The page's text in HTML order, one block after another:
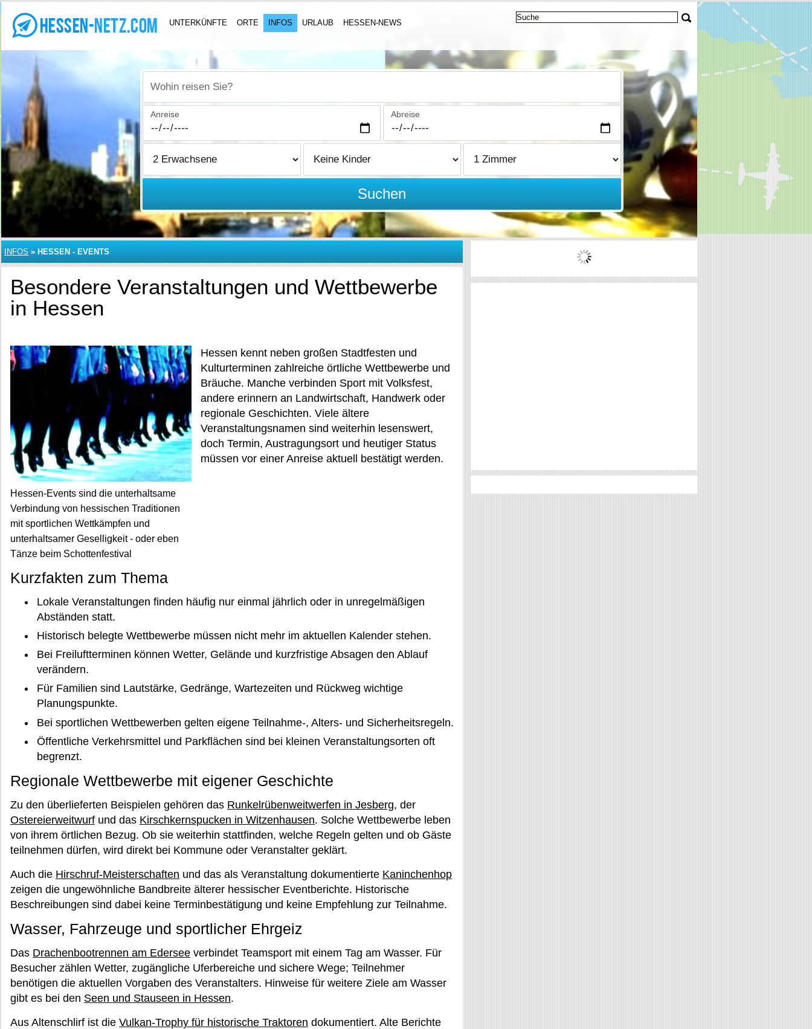
UNTERKÜNFTE ORTE INFOS URLAUB HESSEN-NEWS
Wohin reisen Sie?
Anreise Abreise
Suchen
INFOS » HESSEN - EVENTS
Besondere Veranstaltungen und Wettbewerbe
in Hessen
Hessen-Events sind die unterhaltsame
Verbindung von hessischen Traditionen
mit sportlichen Wettkämpfen und
unterhaltsamer Geselligkeit - oder eben
Tänze beim Schottenfestival
Hessen kennt neben großen Stadtfesten und
Kulturterminen zahlreiche örtliche Wettbewerbe und
Bräuche. Manche verbinden Sport mit Volksfest,
andere erinnern an Landwirtschaft, Handwerk oder
regionale Geschichten. Viele ältere
Veranstaltungsnamen sind weiterhin lesenswert,
doch Termin, Austragungsort und heutiger Status
müssen vor einer Anreise aktuell bestätigt werden.
Kurzfakten zum Thema
Lokale Veranstaltungen finden häufig nur einmal jährlich oder in unregelmäßigen
Abständen statt.
Historisch belegte Wettbewerbe müssen nicht mehr im aktuellen Kalender stehen.
Bei Freiluftterminen können Wetter, Gelände und kurzfristige Absagen den Ablauf
verändern.
Für Familien sind Lautstärke, Gedränge, Wartezeiten und Rückweg wichtige
Planungspunkte.
Bei sportlichen Wettbewerben gelten eigene Teilnahme-, Alters- und Sicherheitsregeln.
Öffentliche Verkehrsmittel und Parkflächen sind bei kleinen Veranstaltungsorten oft
begrenzt.
Regionale Wettbewerbe mit eigener Geschichte
Zu den überlieferten Beispielen gehören das Runkelrübenweitwerfen in Jesberg, der
Ostereierweitwurf und das Kirschkernspucken in Witzenhausen. Solche Wettbewerbe leben
von ihrem örtlichen Bezug. Ob sie weiterhin stattfinden, welche Regeln gelten und ob Gäste
teilnehmen dürfen, wird direkt bei Kommune oder Veranstalter geklärt.
Auch die Hirschruf-Meisterschaften und das als Veranstaltung dokumentierte Kaninchenhop
zeigen die ungewöhnliche Bandbreite älterer hessischer Eventberichte. Historische
Beschreibungen sind dabei keine Terminbestätigung und keine Empfehlung zur Teilnahme.
Wasser, Fahrzeuge und sportlicher Ehrgeiz
Das Drachenbootrennen am Edersee verbindet Teamsport mit einem Tag am Wasser. Für
Besucher zählen Wetter, zugängliche Uferbereiche und sichere Wege; Teilnehmer
benötigen die aktuellen Vorgaben des Veranstalters. Hinweise für weitere Ziele am Wasser
gibt es bei den Seen und Stauseen in Hessen.
Aus Altenschlirf ist die Vulkan-Trophy für historische Traktoren dokumentiert. Alte Berichte